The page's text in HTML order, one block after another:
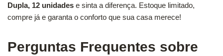
Dupla, 12 unidades e sinta a diferença. Estoque limitado,
compre já e garanta o conforto que sua casa merece!
Perguntas Frequentes sobre